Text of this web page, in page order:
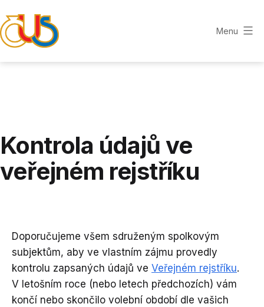
k
obsahu
Menu
Kontrola údajů ve
veřejném rejstříku
Doporučujeme všem sdruženým spolkovým
subjektům, aby ve vlastním zájmu provedly
kontrolu zapsaných údajů ve Veřejném rejstříku.
V letošním roce (nebo letech předchozích) vám
končí nebo skončilo volební období dle vašich